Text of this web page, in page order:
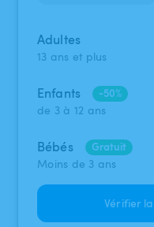
Adultes
13 ans et plus
Enfants
-50%
de 3 à 12 ans
Bébés
Gratuit
Moins de 3 ans
Vérifier